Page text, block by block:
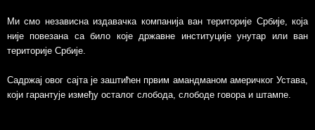
Ми смо независна издавачка компанија ван територије Србије, којa
није повезанa са било које државне институције унутар или ван
територије Србије.
Садржај овог сајта је заштићен првим амандманом америчког Устава,
који гарантује између осталог слобода, слободе говора и штампе.